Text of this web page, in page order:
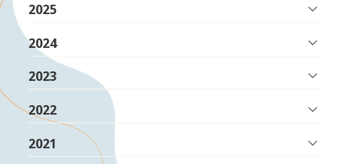
2025
2024
2023
2022
2021